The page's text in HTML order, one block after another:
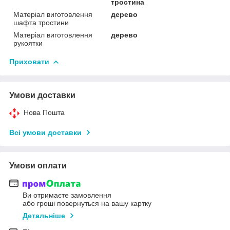
тростина
Матеріал виготовлення
шафта тростини
дерево
Матеріал виготовлення
рукоятки
дерево
Приховати
Умови доставки
Нова Пошта
Всі умови доставки
Умови оплати
Ви отримаєте замовлення
або гроші повернуться на вашу картку
Детальніше